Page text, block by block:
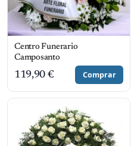
Centro Funerario
Camposanto
119,90 € Comprar